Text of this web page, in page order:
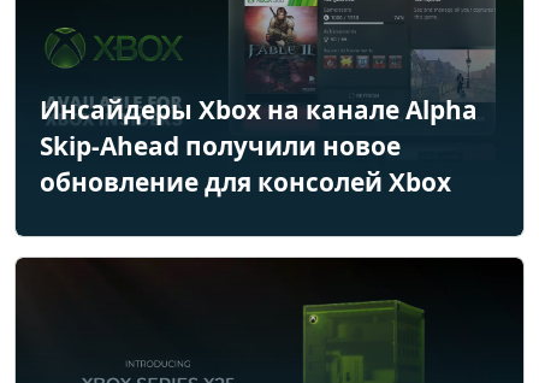
Инсайдеры Xbox на канале Alpha
Skip-Ahead получили новое
обновление для консолей Xbox